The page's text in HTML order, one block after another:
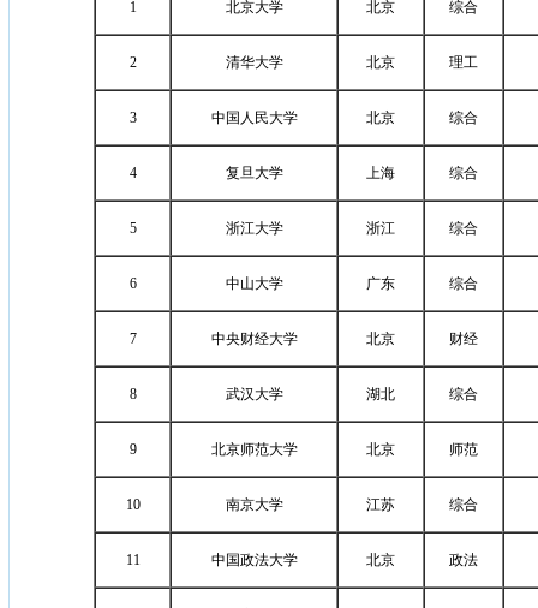
1 北京大学 北京 综合
2 清华大学 北京 理工
3 中国人民大学 北京 综合
4 复旦大学 上海 综合
5 浙江大学 浙江 综合
6 中山大学 广东 综合
7 中央财经大学 北京 财经
8 武汉大学 湖北 综合
9 北京师范大学 北京 师范
10 南京大学 江苏 综合
11 中国政法大学 北京 政法